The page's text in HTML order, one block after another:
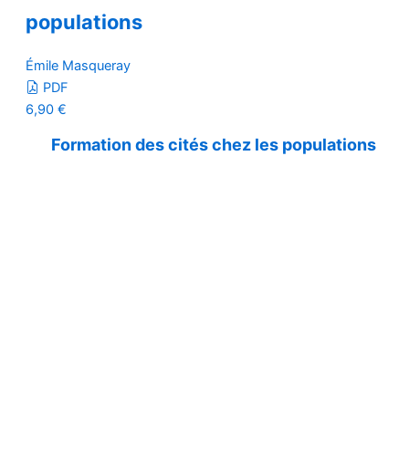
populations
Émile Masqueray
PDF
6,90 €
Formation des cités chez les populations